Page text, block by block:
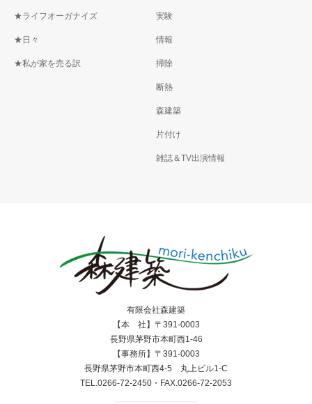
★ライフオーガナイズ
★日々
★私が家を売る訳
実験
情報
掃除
断熱
森建築
片付け
雑誌＆TV出演情報
有限会社森建築
【本 社】〒391-0003
長野県茅野市本町西1-46
【事務所】〒391-0003
長野県茅野市本町西4-5 丸上ビル1-C
TEL.0266-72-2450・FAX.0266-72-2053